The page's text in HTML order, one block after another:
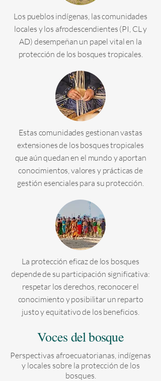
Los pueblos indígenas, las comunidades
locales y los afrodescendientes (PI, CL y
AD) desempeñan un papel vital en la
protección de los bosques tropicales.
Estas comunidades gestionan vastas
extensiones de los bosques tropicales
que aún quedan en el mundo y aportan
conocimientos, valores y prácticas de
gestión esenciales para su protección.
La protección eficaz de los bosques
depende de su participación significativa:
respetar los derechos, reconocer el
conocimiento y posibilitar un reparto
justo y equitativo de los beneficios.
Voces del bosque
Perspectivas afroecuatorianas, indígenas
y locales sobre la protección de los
bosques.